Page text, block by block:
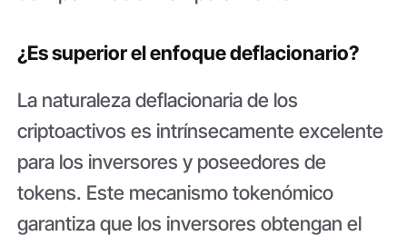
¿Es superior el enfoque deflacionario?
La naturaleza deflacionaria de los
criptoactivos es intrínsecamente excelente
para los inversores y poseedores de
tokens. Este mecanismo tokenómico
garantiza que los inversores obtengan el